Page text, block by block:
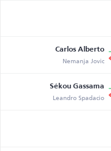
Carlos Alberto
Nemanja Jovic
Sékou Gassama
Leandro Spadacio